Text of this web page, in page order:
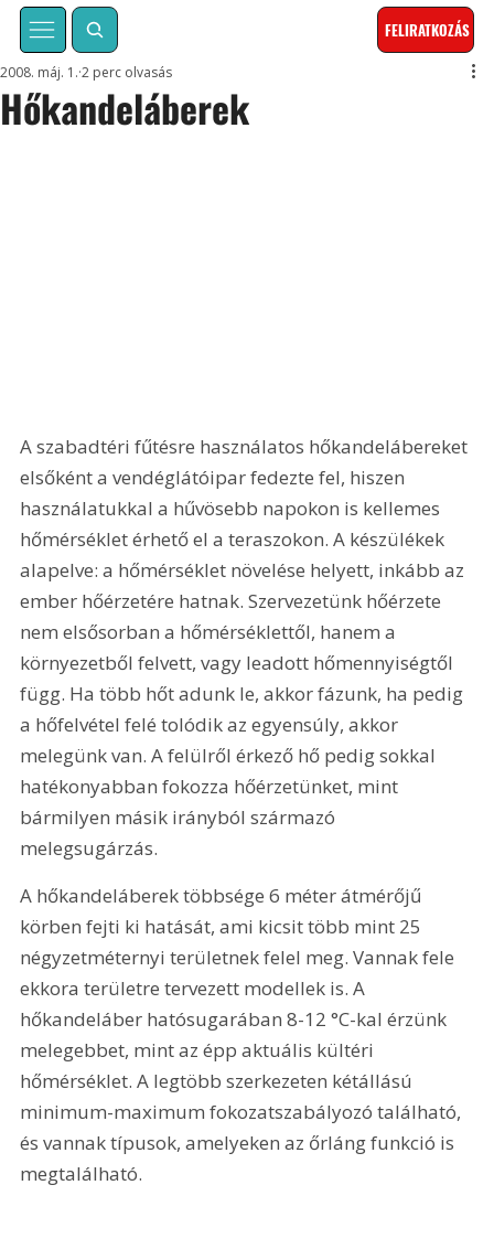
FELIRATKOZÁS
Hőkandeláberek
2008. máj. 1. 2 perc olvasás
A szabadtéri fűtésre használatos hőkandelábereket
elsőként a vendéglátóipar fedezte fel, hiszen
használatukkal a hűvösebb napokon is kellemes
hőmérséklet érhető el a teraszokon. A készülékek
alapelve: a hőmérséklet növelése helyett, inkább az
ember hőérzetére hatnak. Szervezetünk hőérzete
nem elsősorban a hőmérséklettől, hanem a
környezetből felvett, vagy leadott hőmennyiségtől
függ. Ha több hőt adunk le, akkor fázunk, ha pedig
a hőfelvétel felé tolódik az egyensúly, akkor
melegünk van. A felülről érkező hő pedig sokkal
hatékonyabban fokozza hőérzetünket, mint
bármilyen másik irányból származó
melegsugárzás.
A hőkandeláberek többsége 6 méter átmérőjű
körben fejti ki hatását, ami kicsit több mint 25
négyzetméternyi területnek felel meg. Vannak fele
ekkora területre tervezett modellek is. A
hőkandeláber hatósugarában 8-12 °C-kal érzünk
melegebbet, mint az épp aktuális kültéri
hőmérséklet. A legtöbb szerkezeten kétállású
minimum-maximum fokozatszabályozó található,
és vannak típusok, amelyeken az őrláng funkció is
megtalálható.